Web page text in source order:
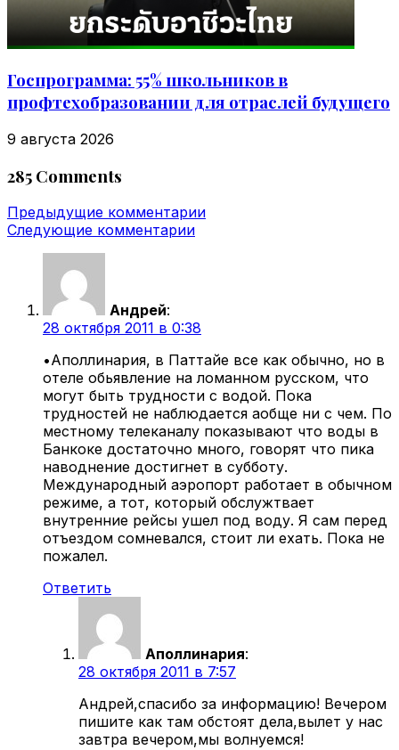
Госпрограмма: 55% школьников в
профтехобразовании для отраслей будущего
9 августа 2026
285 Comments
Навигация
по
комментариям
Предыдущие комментарии
Следующие комментарии
Андрей:
28 октября 2011 в 0:38
•Аполлинария, в Паттайе все как обычно, но в
отеле обьявление на ломанном русском, что
могут быть трудности с водой. Пока
трудностей не наблюдается аобще ни с чем. По
местному телеканалу показывают что воды в
Банкоке достаточно много, говорят что пика
наводнение достигнет в субботу.
Международный аэропорт работает в обычном
режиме, а тот, который обслужтвает
внутренние рейсы ушел под воду. Я сам перед
отъездом сомневался, стоит ли ехать. Пока не
пожалел.
Ответить
Аполлинария:
28 октября 2011 в 7:57
Андрей,спасибо за информацию! Вечером
пишите как там обстоят дела,вылет у нас
завтра вечером,мы волнуемся!